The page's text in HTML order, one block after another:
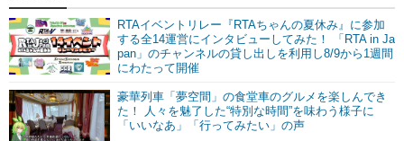
マンガ
ニコニコQ
RTAイベントリレー『RTAちゃんの夏休み』に参加
する全14運営にインタビューしてみた！ 「RTA in Ja
pan」のチャンネルの貸し出しを利用し8/9から1週間
にわたって開催
豪華列車「夢空間」の食堂車のグルメを楽しんでき
た！ 人々を魅了した“特別な時間”を味わう様子に
「いいなあ」「行ってみたい」の声